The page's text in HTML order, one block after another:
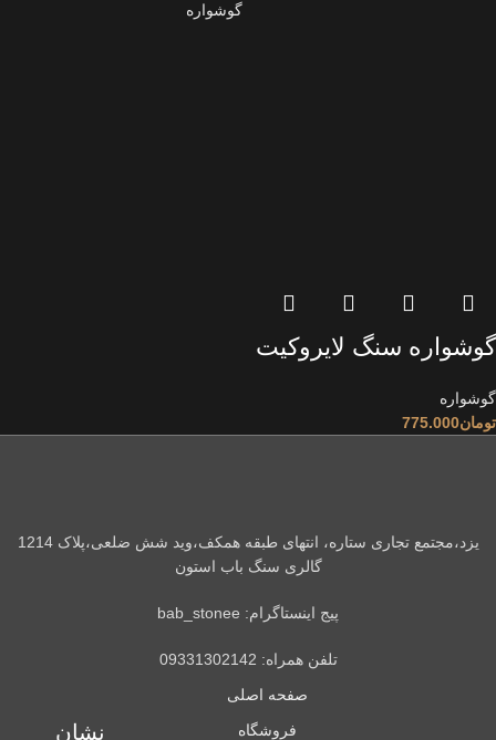
گوشواره
گوشواره سنگ لایروکیت
گوشواره
تومان775.000
یزد،مجتمع تجاری ستاره، انتهای طبقه همکف،وید شش ضلعی،پلاک 1214
گالری سنگ باب استون
پیج اینستاگرام: bab_stonee
تلفن همراه: 09331302142
صفحه اصلی
فروشگاه
نشان